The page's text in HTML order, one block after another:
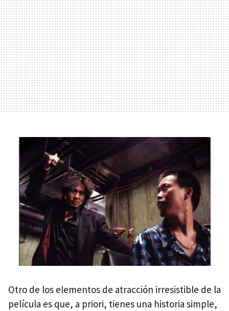
Otro de los elementos de atracción irresistible de la
película es que, a priori, tienes una historia simple,